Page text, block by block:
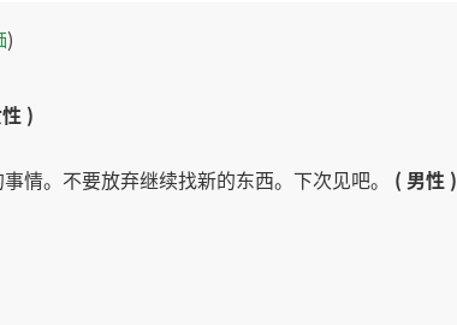
)
)
情。不要放弃继续找新的东西。下次见吧。 ( 男性 )